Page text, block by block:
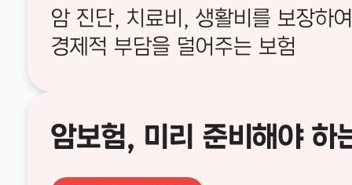
암 진단, 치료비, 생활비를 보장하
경제적 부담을 덜어주는 보험
암보험, 미리 준비해야 하